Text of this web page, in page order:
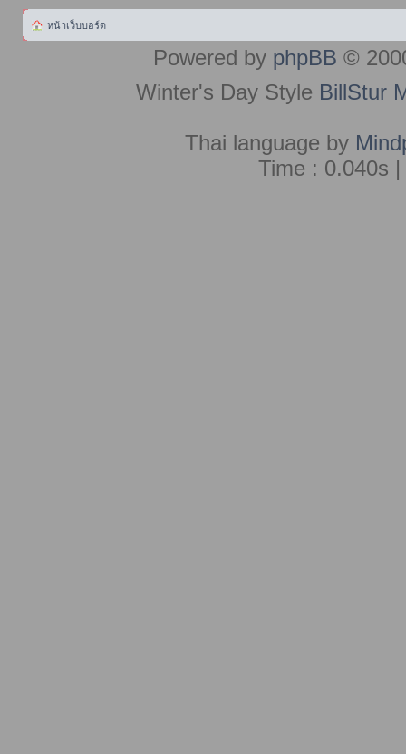
หน้าเว็บบอร์ด
Powered by phpBB ©
Winter's Day Style BillStur
Thai language by
Time : 0.040s